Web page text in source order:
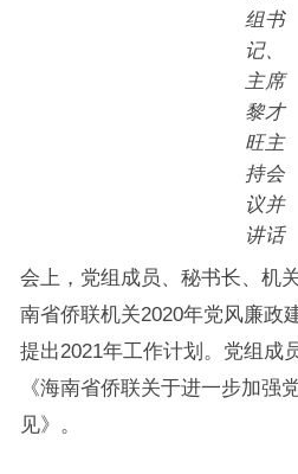
组书
记、
主席
黎才
旺主
持会
议并
讲话
会上，党组成员、秘书长、机
南省侨联机关2020年党风廉政
提出2021年工作计划。党组成
《海南省侨联关于进一步加强
见》。